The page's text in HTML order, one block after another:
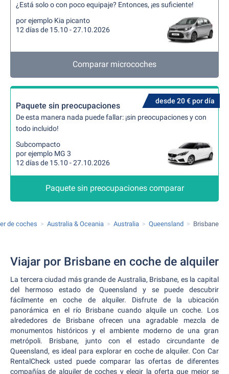
¿Está solo o con poco equipaje? Entonces, ¡es suficiente!
por ejemplo Kia picanto
12 días de 15.10 - 27.10.2026
Comparar microcoches
desde 20 € por día
Paquete sin preocupaciones
De esta manera nada puede fallar: ¡sin preocupaciones y con
todo incluido!
Subcompacto
por ejemplo MG 3
12 días de 15.10 - 27.10.2026
Paquete sin preocupaciones comparar
de coches Australia & Oceania Australia Queensland Brisbane
Viajar por Brisbane en coche de alquiler
La tercera ciudad más grande de Australia, Brisbane, es la capital
del hermoso estado de Queensland y se puede descubrir
fácilmente en coche de alquiler. Disfrute de la ubicación
panorámica en el río Brisbane cuando alquile un coche. Los
alrededores de Brisbane ofrecen una agradable mezcla de
monumentos históricos y el ambiente moderno de una gran
metrópoli. Brisbane, junto con el estado circundante de
Queensland, es ideal para explorar en coche de alquiler. Con Car
RentalCheck usted puede comparar las ofertas de diferentes
compañías de alquiler de coches y elegir la oferta que mejor se